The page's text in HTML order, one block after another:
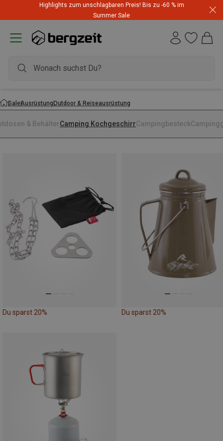
Highlights zum unschlagbaren Preis! Bis zu -60 % im
Summer Sale
SaleAusrüstungOutdoor & Reiseausrüstung
& BehälterCamping KochgeschirrCampingbesteck
Du sparst 20% Du sparst 20%